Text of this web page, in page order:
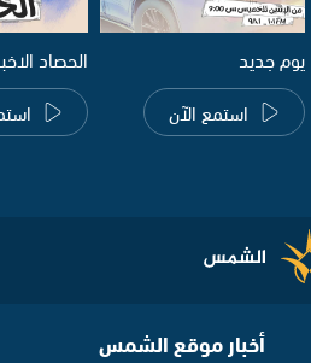
يوم جديد
استمع الآن
الحصاد
أخبار موقع الشمس